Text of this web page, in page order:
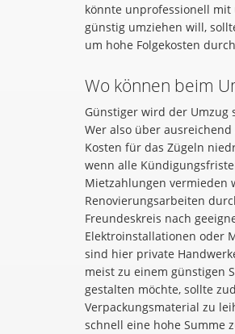
könnte unprofessionell mit
günstig umziehen will,
um hohe Folgekosten
Wo können beim
Günstiger wird der
Wer also über
Kosten für das Zügeln
wenn alle
Mietzahlungen vermieden
Renovierungsarbeiten
Freundeskreis nach
Elektroinstallationen oder
sind hier private
meist zu einem günstigen
gestalten möchte, sollte
Verpackungsmaterial zu
schnell eine hohe Summe